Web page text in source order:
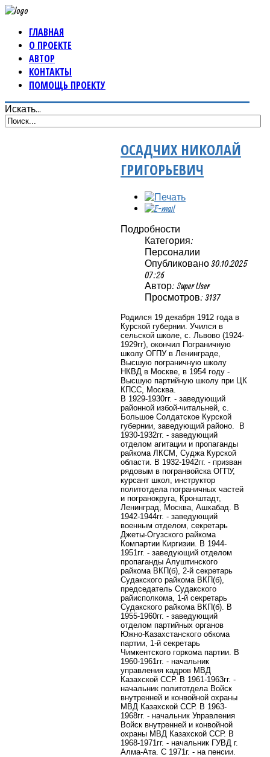
ГЛАВНАЯ
О ПРОЕКТЕ
АВТОР
КОНТАКТЫ
ПОМОЩЬ ПРОЕКТУ
Искать...
ОСАДЧИХ НИКОЛАЙ
ГРИГОРЬЕВИЧ
Подробности
Категория:
Персоналии
Опубликовано 30.10.2025
07:26
Автор: Super User
Просмотров: 3137
Родился 19 декабря 1912 года в
Курской губернии. Учился в
сельской школе, с. Львово (1924-
1929гг), окончил Пограничную
школу ОГПУ в Ленинграде,
Высшую пограничную школу
НКВД в Москве, в 1954 году -
Высшую партийную школу при ЦК
КПСС, Москва.
В 1929-1930гг. - заведующий
районной избой-читальней, с.
Большое Солдатское Курской
губернии, заведующий районо.
В
1930-1932гг. - заведующий
отделом агитации и пропаганды
райкома ЛКСМ, Суджа Курской
области. В 1932-1942гг. - призван
рядовым в погранвойска ОГПУ,
курсант школ, инструктор
политотдела пограничных частей
и погранокруга, Кронштадт,
Ленинград, Москва, Ашхабад. В
1942-1944гг. - заведующий
военным отделом, секретарь
Джеты-Огузского райкома
Компартии Киргизии. В 1944-
1951гг. - заведующий отделом
пропаганды Алуштинского
райкома ВКП(б), 2-й секретарь
Судакского райкома ВКП(б),
председатель Судакского
райисполкома, 1-й секретарь
Судакского райкома ВКП(б). В
1955-1960гг. - заведующий
отделом партийных органов
Южно-Казахстанского обкома
партии, 1-й секретарь
Чимкентского горкома партии. В
1960-1961гг. - начальник
управления кадров МВД
Казахской ССР. В 1961-1963гг. -
начальник политотдела Войск
внутренней и конвойной охраны
МВД Казахской ССР. В 1963-
1968гг. - начальник Управления
Войск внутренней и конвойной
охраны МВД Казахской ССР. В
1968-1971гг. - начальник ГУВД г.
Алма-Ата. С 1971г. - на пенсии.